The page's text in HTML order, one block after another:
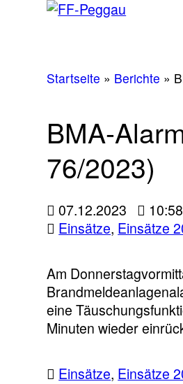
Startseite » Berichte »
BMA-
76/2023)
07.12.2023
10:58
Einsätze, Einsätze
Am
eine
Minuten wieder
Einsätze, Einsätze